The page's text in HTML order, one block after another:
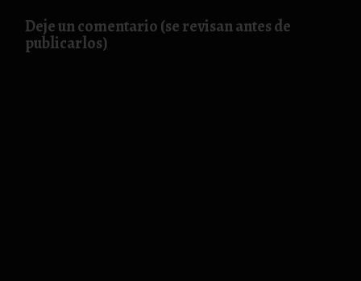
Deje un comentario (se revisan antes de
publicarlos)